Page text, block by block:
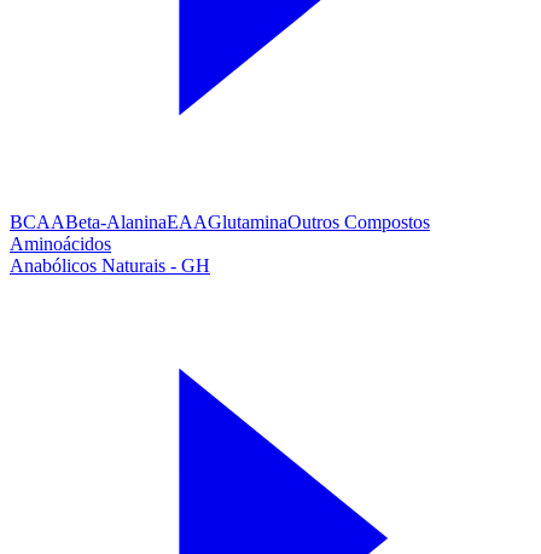
BCAABeta-AlaninaEAAGlutaminaOutros Compostos
Aminoácidos
Anabólicos Naturais - GH